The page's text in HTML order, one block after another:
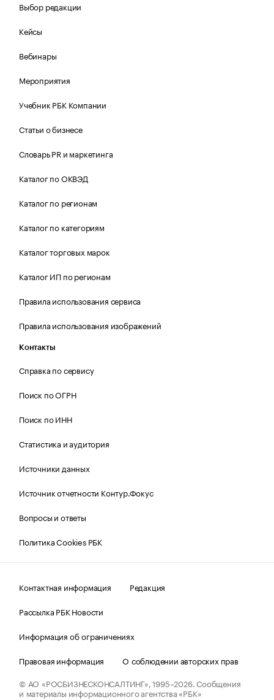
Выбор редакции
Кейсы
Вебинары
Мероприятия
Учебник РБК Компании
Статьи о бизнесе
Словарь PR и маркетинга
Каталог по ОКВЭД
Каталог по регионам
Каталог по категориям
Каталог торговых марок
Каталог ИП по регионам
Правила использования сервиса
Правила использования изображений
Контакты
Справка по сервису
Поиск по ОГРН
Поиск по ИНН
Статистика и аудитория
Источники данных
Источник отчетности Контур.Фокус
Вопросы и ответы
Политика Cookies РБК
Контактная информация
Редакция
Рассылка РБК Новости
Информация об ограничениях
Правовая информация
О соблюдении авторских прав
© АО «РОСБИЗНЕСКОНСАЛТИНГ»,1995–2026. Сообщения
и материалы информационного агентства «РБК»